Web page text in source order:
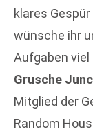
klares
wünsche ihr
Aufgaben viel
Grusche
Mitglied der
Random